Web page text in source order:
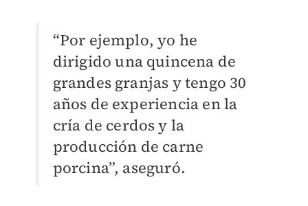
“Por ejemplo, yo he
dirigido una quincena de
grandes granjas y tengo 30
años de experiencia en la
cría de cerdos y la
producción de carne
porcina”, aseguró.